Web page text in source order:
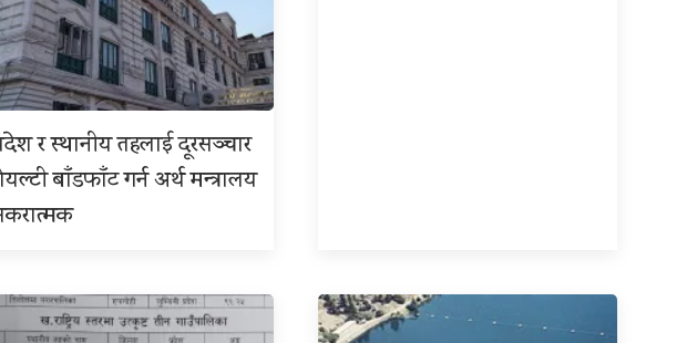
र स्थानीय तहलाई दूरसञ्चार
बाँडफाँट गर्न अर्थ मन्त्रालय